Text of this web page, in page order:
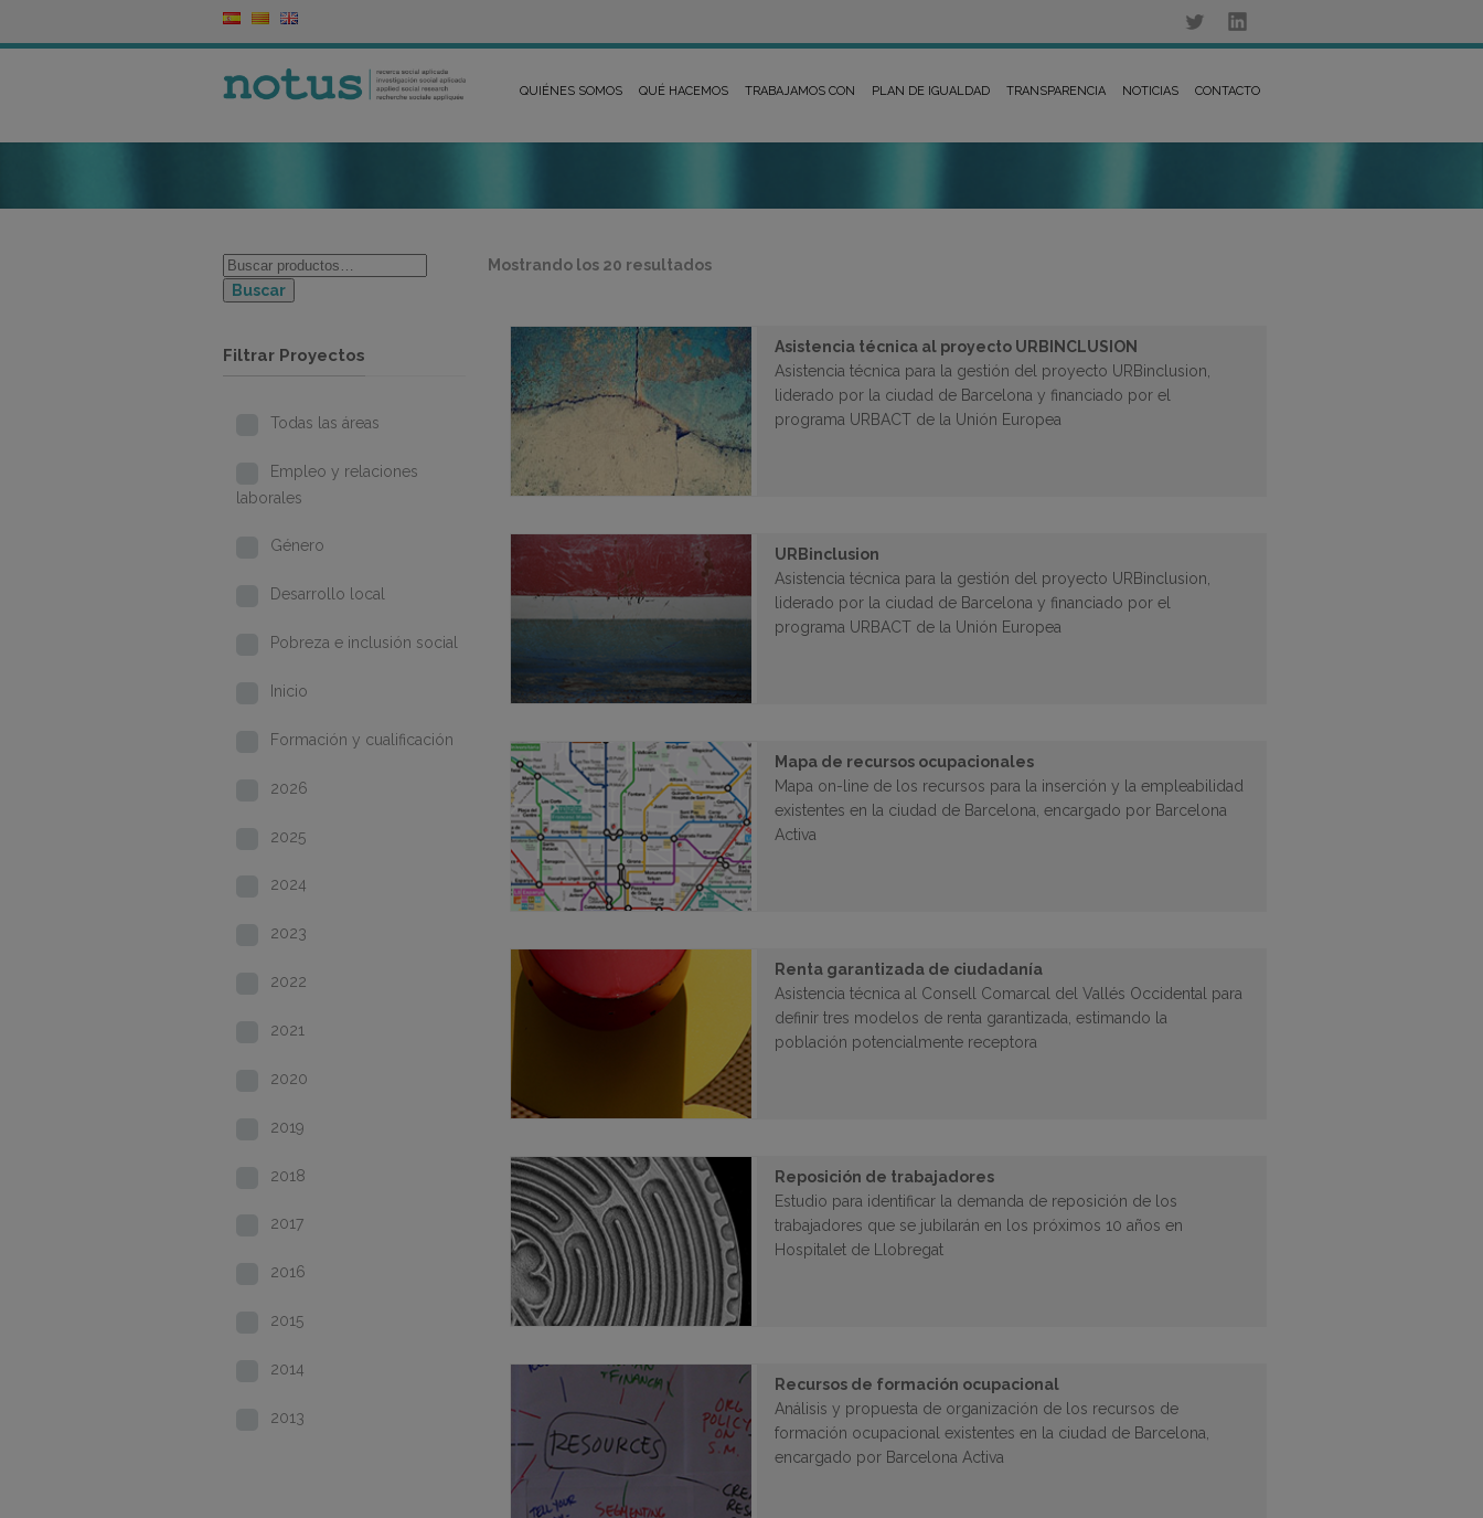
QUIÉNES SOMOS QUÉ HACEMOS TRABAJAMOS CON PLAN DE IGUALDAD TRANSPARENCIA NOTICIAS CONTACTO
Mostrando los 20 resultadosOrdenado
últimos
Asistencia técnica al proyecto URBINCLUSION
Asistencia técnica para la gestión del proyecto URBinclusion,
liderado por la ciudad de Barcelona y financiado por el
programa URBACT de la Unión Europea
URBinclusion
Asistencia técnica para la gestión del proyecto URBinclusion,
liderado por la ciudad de Barcelona y financiado por el
programa URBACT de la Unión Europea
Mapa de recursos ocupacionales
Mapa on-line de los recursos para la inserción y la empleabilidad
existentes en la ciudad de Barcelona, encargado por Barcelona
Activa
Renta garantizada de ciudadanía
Asistencia técnica al Consell Comarcal del Vallés Occidental para
definir tres modelos de renta garantizada, estimando la
población potencialmente receptora
Reposición de trabajadores
Estudio para identificar la demanda de reposición de los
trabajadores que se jubilarán en los próximos 10 años en
Hospitalet de Llobregat
Recursos de formación ocupacional
Análisis y propuesta de organización de los recursos de
formación ocupacional existentes en la ciudad de Barcelona,
encargado por Barcelona Activa
Buscar
Filtrar Proyectos
Todas las áreas
Empleo y relaciones
laborales
Género
Desarrollo local
Pobreza e inclusión social
Inicio
Formación y cualificación
2026
2025
2024
2023
2022
2021
2020
2019
2018
2017
2016
2015
2014
2013